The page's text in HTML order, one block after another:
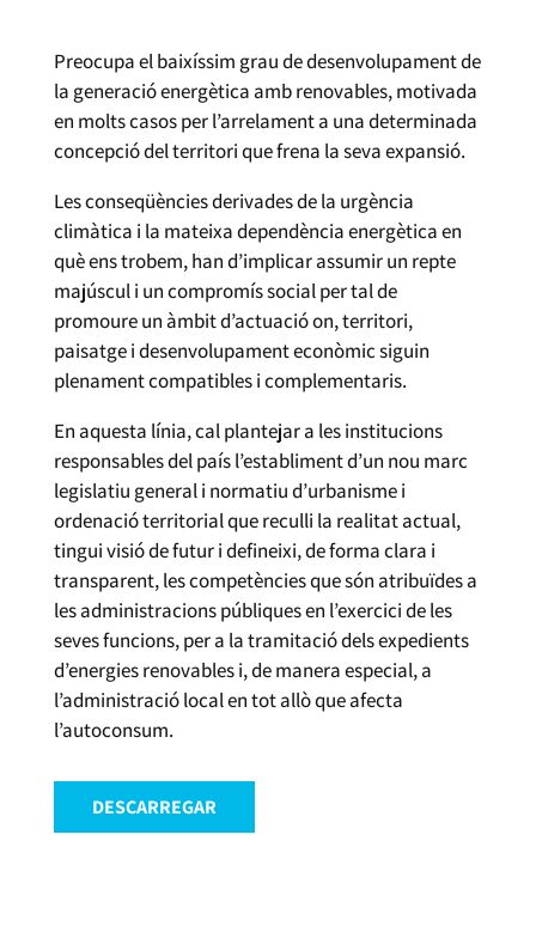
Preocupa el baixíssim grau de desenvolupament de
la generació energètica amb renovables, motivada
en molts casos per l’arrelament a una determinada
concepció del territori que frena la seva expansió.
Les conseqüències derivades de la urgència
climàtica i la mateixa dependència energètica en
què ens trobem, han d’implicar assumir un repte
majúscul i un compromís social per tal de
promoure un àmbit d’actuació on, territori,
paisatge i desenvolupament econòmic siguin
plenament compatibles i complementaris.
En aquesta línia, cal plantejar a les institucions
responsables del país l’establiment d’un nou marc
legislatiu general i normatiu d’urbanisme i
ordenació territorial que reculli la realitat actual,
tingui visió de futur i defineixi, de forma clara i
transparent, les competències que són atribuïdes a
les administracions públiques en l’exercici de les
seves funcions, per a la tramitació dels expedients
d’energies renovables i, de manera especial, a
l’administració local en tot allò que afecta
l’autoconsum.
DESCARREGAR